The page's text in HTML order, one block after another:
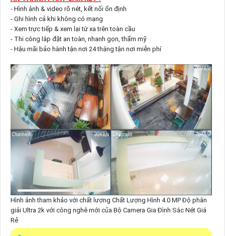
- Hình ảnh & video rõ nét, kết nối ổn định
- Ghi hình cả khi không có mạng
- Xem trực tiếp & xem lại từ xa trên toàn cầu
- Thi công lắp đặt an toàn, nhanh gọn, thẩm mỹ
- Hậu mãi bảo hành tận nơi 24 tháng tận nơi miễn phí
Hình ảnh tham khảo với chất lượng Chất Lượng Hình 4.0 MP Độ phân
giải Ultra 2k với công nghê mới của Bộ Camera Gia Đình Sắc Nét Giá
Rẻ